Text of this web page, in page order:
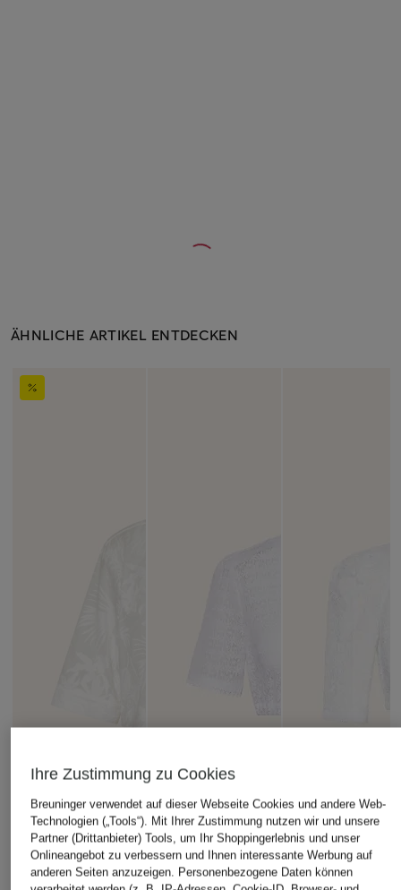
ÄHNLICHE ARTIKEL ENTDECKEN
RIANI BERWIN & WOLFF Gottseidank
Ihre Zustimmung zu Cookies
Breuninger verwendet auf dieser Webseite Cookies und andere Web-
Technologien („Tools“). Mit Ihrer Zustimmung nutzen wir und unsere
Partner (Drittanbieter) Tools, um Ihr Shoppingerlebnis und unser
Onlineangebot zu verbessern und Ihnen interessante Werbung auf
anderen Seiten anzuzeigen. Personenbezogene Daten können